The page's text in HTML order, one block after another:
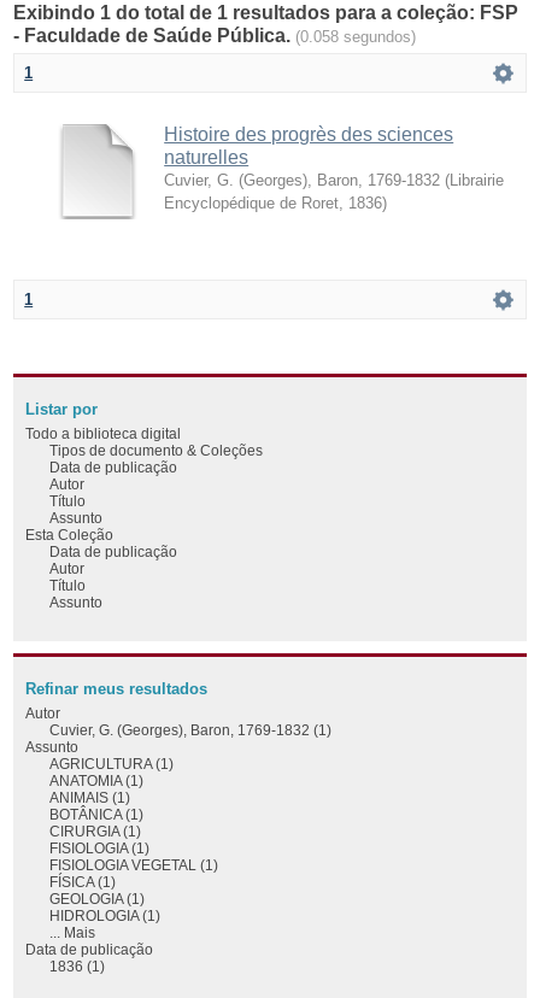
Exibindo 1 do total de 1 resultados para a coleção: FSP
- Faculdade de Saúde Pública. (0.058 segundos)
1
Histoire des progrès des sciences
naturelles
Cuvier, G. (Georges), Baron, 1769-1832 ( Librairie
Encyclopédique de Roret 1836)
1
Listar por
Todo a biblioteca digital
Tipos de documento & Coleções
Data de publicação
Autor
Título
Assunto
Esta Coleção
Data de publicação
Autor
Título
Assunto
Refinar meus resultados
Autor
Cuvier, G. (Georges), Baron, 1769-1832 (1)
Assunto
AGRICULTURA (1)
ANATOMIA (1)
ANIMAIS (1)
BOTÂNICA (1)
CIRURGIA (1)
FISIOLOGIA (1)
FISIOLOGIA VEGETAL (1)
FÍSICA (1)
GEOLOGIA (1)
HIDROLOGIA (1)
... Mais
Data de publicação
1836 (1)